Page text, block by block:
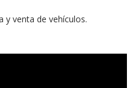
y venta de vehículos.